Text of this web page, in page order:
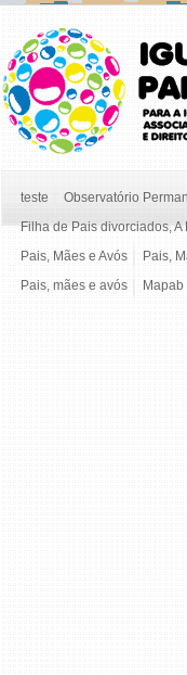
teste
Observatório
Filha de Pais divorciados,
Pais, Mães e Avós
Pais,
Pais, mães e avós
Mapab